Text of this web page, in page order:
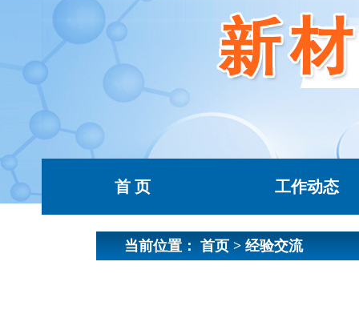
首 页 工作动态
当前位置： 首页 > 经验交流